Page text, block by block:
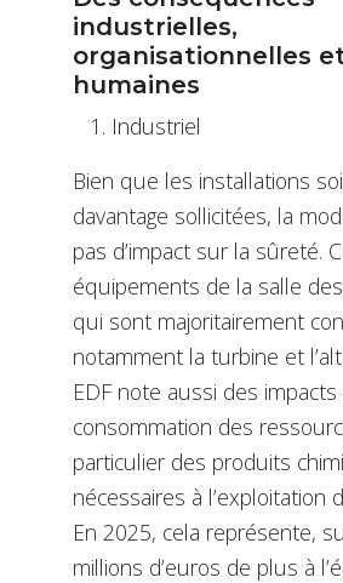
industrielles,
organisationnelles
humaines
Industriel
Bien que les installations
davantage sollicitées, la
pas d’impact sur la sûreté.
équipements de la salle
qui sont majoritairement
notamment la turbine et
EDF note aussi des
consommation des
particulier des produits
nécessaires à l’exploitation
En 2025, cela représente,
millions d’euros de plus à